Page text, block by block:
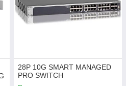
28P 10G SMART MANAGED
PRO SWITCH